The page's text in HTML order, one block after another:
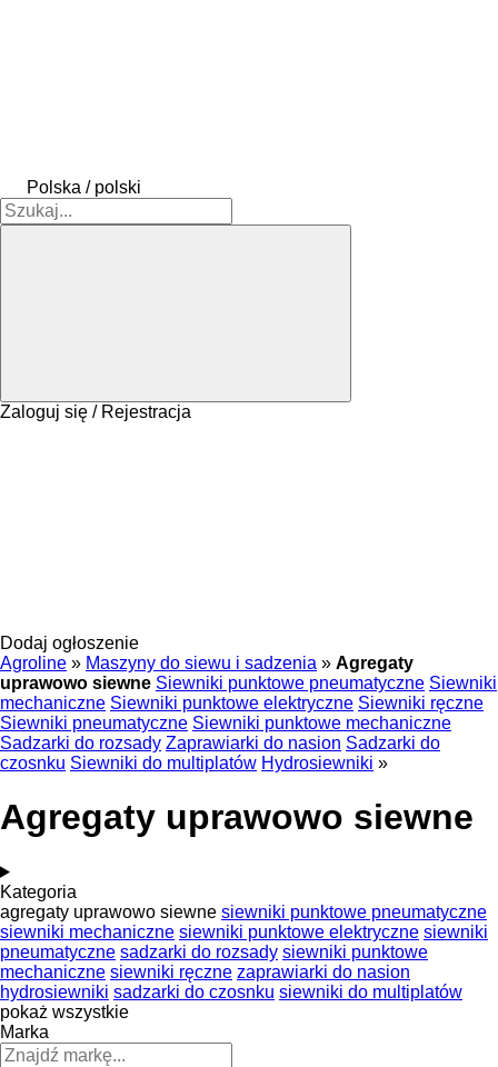
Polska / polski
Zaloguj się / Rejestracja
Dodaj ogłoszenie
Agroline » Maszyny do siewu i sadzenia » Agregaty
uprawowo siewne Siewniki punktowe pneumatyczne Siewniki
mechaniczne Siewniki punktowe elektryczne Siewniki ręczne
Siewniki pneumatyczne Siewniki punktowe mechaniczne
Sadzarki do rozsady Zaprawiarki do nasion Sadzarki do
czosnku Siewniki do multiplatów Hydrosiewniki »
Agregaty uprawowo siewne
Kategoria
agregaty uprawowo siewne siewniki punktowe pneumatyczne
siewniki mechaniczne siewniki punktowe elektryczne siewniki
pneumatyczne sadzarki do rozsady siewniki punktowe
mechaniczne siewniki ręczne zaprawiarki do nasion
hydrosiewniki sadzarki do czosnku siewniki do multiplatów
pokaż wszystkie
Marka